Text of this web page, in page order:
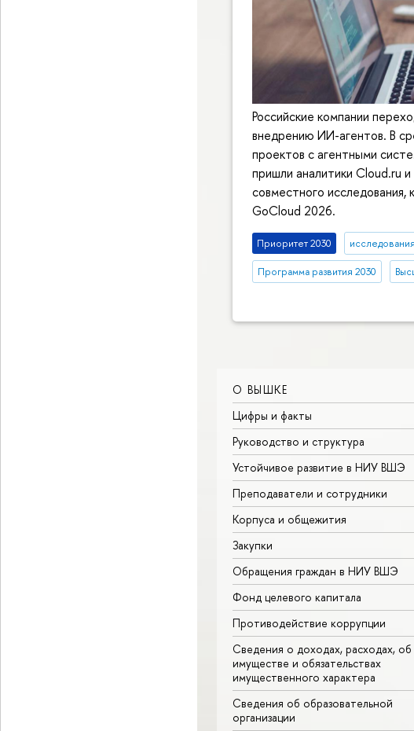
Российские компании
внедрению ИИ-агентов. В
проектов с агентными
пришли аналитики
совместного
GoCloud 2026.
Приоритет 2030
Программа развития 2030
О ВЫШКЕ
Цифры и факты
Руководство и структура
Устойчивое развитие в НИУ ВШЭ
Преподаватели и сотрудники
Корпуса и общежития
Закупки
Обращения граждан в НИУ ВШЭ
Фонд целевого капитала
Противодействие коррупции
Сведения о доходах, расходах, об
имуществе и обязательствах
имущественного характера
Сведения об образовательной
организации